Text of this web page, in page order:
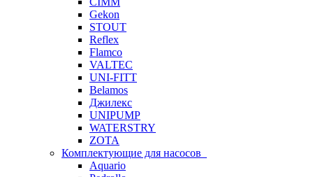
Gekon
STOUT
Reflex
Flamco
VALTEC
UNI-FITT
Belamos
Джилекс
UNIPUMP
WATERSTRY
ZOTA
Комплектующие для насосов
Aquario